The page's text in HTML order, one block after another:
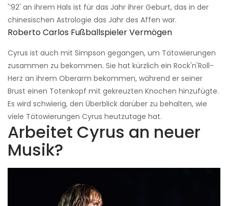
'’92' an ihrem Hals ist für das Jahr ihrer Geburt, das in der
chinesischen Astrologie das Jahr des Affen war.
Roberto Carlos Fußballspieler Vermögen
Cyrus ist auch mit Simpson gegangen, um Tätowierungen
zusammen zu bekommen. Sie hat kürzlich ein Rock'n'Roll-
Herz an ihrem Oberarm bekommen, während er seiner
Brust einen Totenkopf mit gekreuzten Knochen hinzufügte.
Es wird schwierig, den Überblick darüber zu behalten, wie
viele Tätowierungen Cyrus heutzutage hat.
Arbeitet Cyrus an neuer
Musik?